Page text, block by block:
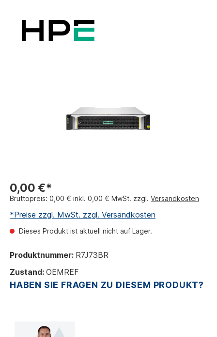
0,00 €*
Bruttopreis: 0,00 € inkl. 0,00 € MwSt. zzgl. Versandkosten
*Preise zzgl. MwSt. zzgl. Versandkosten
Dieses Produkt ist aktuell nicht auf Lager.
Produktnummer: R7J73BR
Zustand: OEMREF
HABEN SIE FRAGEN ZU DIESEM PRODUKT?